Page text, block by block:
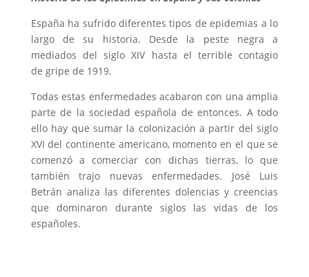
España ha sufrido diferentes tipos de epidemias a lo
largo de su historia. Desde la peste negra a
mediados del siglo XIV hasta el terrible contagio
de gripe de 1919.
Todas estas enfermedades acabaron con una amplia
parte de la sociedad española de entonces. A todo
ello hay que sumar la colonización a partir del siglo
XVI del continente americano, momento en el que se
comenzó a comerciar con dichas tierras, lo que
también trajo nuevas enfermedades. José Luis
Betrán analiza las diferentes dolencias y creencias
que dominaron durante siglos las vidas de los
españoles.